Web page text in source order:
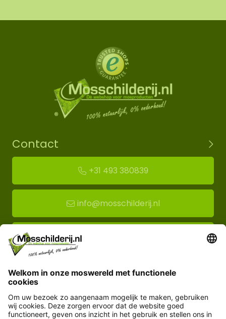
Contact
+31 493 380839
info@mosschilderij.nl
Route naar mos-showroom
Florapark 14
Klantenservice